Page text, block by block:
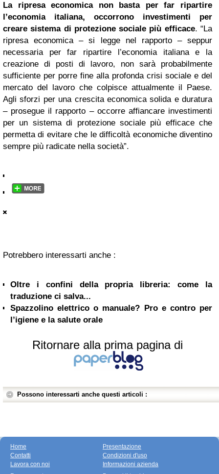
La ripresa economica non basta per far ripartire
l’economia italiana, occorrono investimenti per
creare sistema di protezione sociale più efficace. “La
ripresa economica – si legge nel rapporto – seppur
necessaria per far ripartire l’economia italiana e la
creazione di posti di lavoro, non sarà probabilmente
sufficiente per porre fine alla profonda crisi sociale e del
mercato del lavoro che colpisce attualmente il Paese.
Agli sforzi per una crescita economica solida e duratura
– prosegue il rapporto – occorre affiancare investimenti
per un sistema di protezione sociale più efficace che
permetta di evitare che le difficoltà economiche diventino
sempre più radicate nella società”.
Potrebbero interessarti anche :
Oltre i confini della propria libreria: come la
traduzione ci salva...
Spazzolino elettrico o manuale? Pro e contro per
l’igiene e la salute orale
Ritornare alla prima pagina di
Possono interessarti anche questi articoli :
Home
Contatti
Lavora con noi
Presentazione
Condizioni d'uso
Informazioni azienda